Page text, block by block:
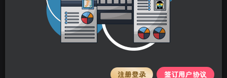
stalker
2年前更新
营销型环保节能智能空气净化器网站自适应手机端模板 绿色
注册登录 签订用户协议